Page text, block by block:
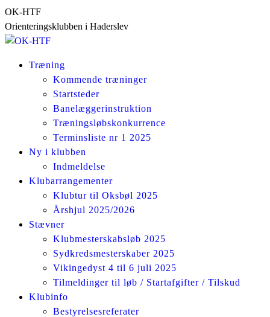
Skip
to
content
OK-HTF
Orienteringsklubben i Haderslev
Træning
Kommende træninger
Startsteder
Banelæggerinstruktion
Træningsløbskonkurrence
Terminsliste nr 1 2025
Ny i klubben
Indmeldelse
Klubarrangementer
Klubtur til Oksbøl 2025
Årshjul 2025/2026
Stævner
Klubmesterskabsløb 2025
Sydkredsmesterskaber 2025
Vikingedyst 4 til 6 juli 2025
Tilmeldinger til løb / Startafgifter / Tilskud
Klubinfo
Bestyrelsesreferater